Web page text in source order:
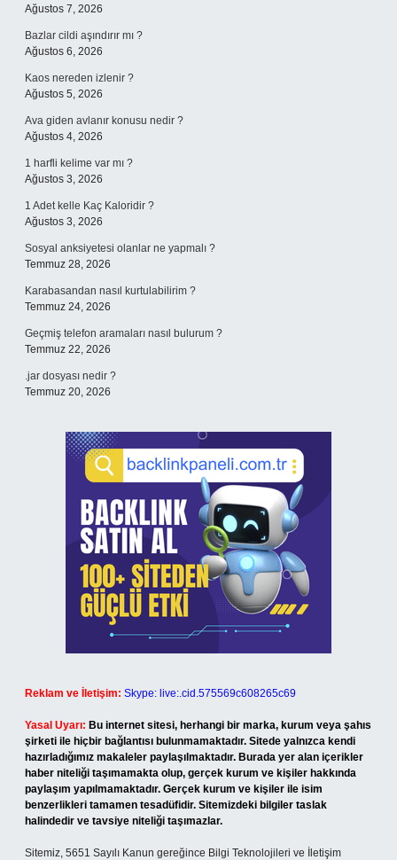
Ağustos 7, 2026
Bazlar cildi aşındırır mı ?
Ağustos 6, 2026
Kaos nereden izlenir ?
Ağustos 5, 2026
Ava giden avlanır konusu nedir ?
Ağustos 4, 2026
1 harfli kelime var mı ?
Ağustos 3, 2026
1 Adet kelle Kaç Kaloridir ?
Ağustos 3, 2026
Sosyal anksiyetesi olanlar ne yapmalı ?
Temmuz 28, 2026
Karabasandan nasıl kurtulabilirim ?
Temmuz 24, 2026
Geçmiş telefon aramaları nasıl bulurum ?
Temmuz 22, 2026
.jar dosyası nedir ?
Temmuz 20, 2026
Reklam ve İletişim: Skype: live:.cid.575569c608265c69
Yasal Uyarı: Bu internet sitesi, herhangi bir marka, kurum veya şahıs
şirketi ile hiçbir bağlantısı bulunmamaktadır. Sitede yalnızca kendi
hazırladığımız makaleler paylaşılmaktadır. Burada yer alan içerikler
haber niteliği taşımamakta olup, gerçek kurum ve kişiler hakkında
paylaşım yapılmamaktadır. Gerçek kurum ve kişiler ile isim
benzerlikleri tamamen tesadüfidir. Sitemizdeki bilgiler taslak
halindedir ve tavsiye niteliği taşımazlar.
Sitemiz, 5651 Sayılı Kanun gereğince Bilgi Teknolojileri ve İletişim